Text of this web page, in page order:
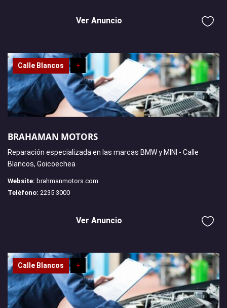
Ver Anuncio
Calle Blancos +
BRAHAMAN MOTORS
Reparación especializada en las marcas BMW y MINI - Calle
Blancos, Goicoechea
Website: brahmanmotors.com
Teléfono: 2235 3000
Ver Anuncio
Calle Blancos +